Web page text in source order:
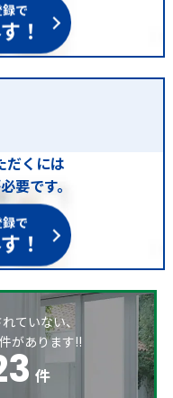
で
！
だくには
要です。
で
！
ていない、
があります!!
件